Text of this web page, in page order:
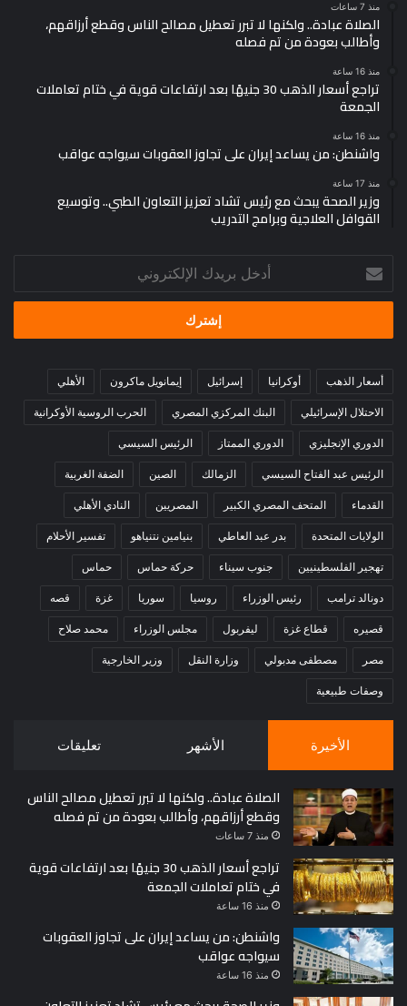
منذ 7 ساعات
الصلاة عبادة.. ولكنها لا تبرر تعطيل مصالح الناس وقطع أرزاقهم،
وأطالب بعودة من تم فصله
منذ 16 ساعة
تراجع أسعار الذهب 30 جنيهًا بعد ارتفاعات قوية في ختام تعاملات
الجمعة
منذ 16 ساعة
واشنطن: من يساعد إيران على تجاوز العقوبات سيواجه عواقب
منذ 17 ساعة
وزير الصحة يبحث مع رئيس تشاد تعزيز التعاون الطبي.. وتوسيع
القوافل العلاجية وبرامج التدريب
بريدك
الإلكتروني
أسعار الذهب أوكرانيا إسرائيل إيمانويل ماكرون الأهلي
الاحتلال الإسرائيلي البنك المركزي المصري الحرب الروسية الأوكرانية
الدوري الإنجليزي الدوري الممتاز الرئيس السيسي
الرئيس عبد الفتاح السيسي الزمالك الصين الضفة الغربية
القدماء المتحف المصري الكبير المصريين النادي الأهلي
الولايات المتحدة بدر عبد العاطي بنيامين نتنياهو تفسير الأحلام
تهجير الفلسطينيين جنوب سيناء حركة حماس حماس
دونالد ترامب رئيس الوزراء روسيا سوريا غزة قصه
قصيره قطاع غزة ليفربول مجلس الوزراء محمد صلاح
مصر مصطفى مدبولي وزارة النقل وزير الخارجية
وصفات طبيعية
الأخيرة الأشهر تعليقات
الصلاة عبادة.. ولكنها لا تبرر تعطيل مصالح الناس
وقطع أرزاقهم، وأطالب بعودة من تم فصله
منذ 7 ساعات
تراجع أسعار الذهب 30 جنيهًا بعد ارتفاعات قوية
في ختام تعاملات الجمعة
منذ 16 ساعة
واشنطن: من يساعد إيران على تجاوز العقوبات
سيواجه عواقب
منذ 16 ساعة